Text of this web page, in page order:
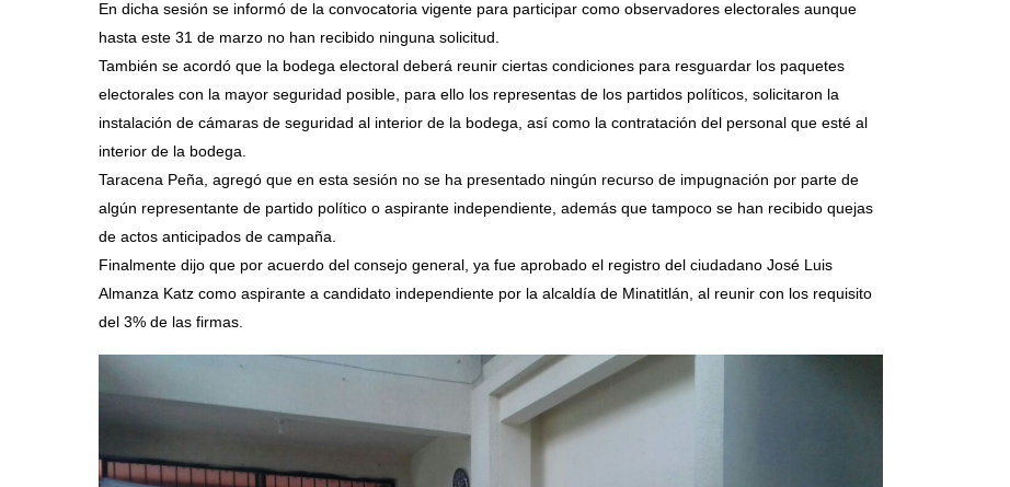
En dicha sesión se informó de la convocatoria vigente para participar como observadores electorales aunque
hasta este 31 de marzo no han recibido ninguna solicitud.
También se acordó que la bodega electoral deberá reunir ciertas condiciones para resguardar los paquetes
electorales con la mayor seguridad posible, para ello los representas de los partidos políticos, solicitaron la
instalación de cámaras de seguridad al interior de la bodega, así como la contratación del personal que esté al
interior de la bodega.
Taracena Peña, agregó que en esta sesión no se ha presentado ningún recurso de impugnación por parte de
algún representante de partido político o aspirante independiente, además que tampoco se han recibido quejas
de actos anticipados de campaña.
Finalmente dijo que por acuerdo del consejo general, ya fue aprobado el registro del ciudadano José Luis
Almanza Katz como aspirante a candidato independiente por la alcaldía de Minatitlán, al reunir con los requisito
del 3% de las firmas.